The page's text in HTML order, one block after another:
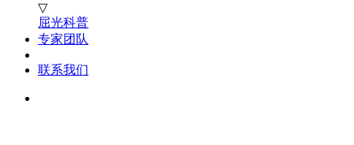
▽
屈光科普
专家团队
联系我们